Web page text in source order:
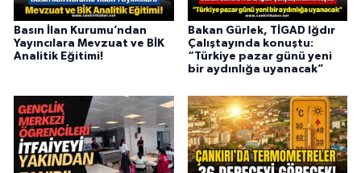
Basın İlan Kurumu’ndan
Yayıncılara Mevzuat ve BİK
Analitik Eğitimi!
Bakan Gürlek, TİGAD Iğdır
Çalıştayında konuştu:
“Türkiye pazar günü yeni
bir aydınlığa uyanacak”